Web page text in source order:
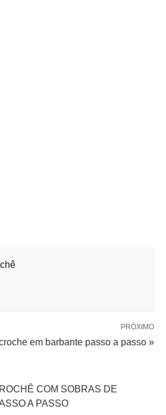
PRÓXIMO
em barbante passo a passo »
COM SOBRAS DE
A PASSO